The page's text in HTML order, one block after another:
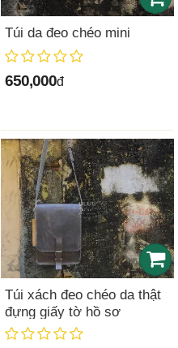
Túi da đeo chéo mini
650,000đ
Túi xách đeo chéo da thật
đựng giấy tờ hồ sơ